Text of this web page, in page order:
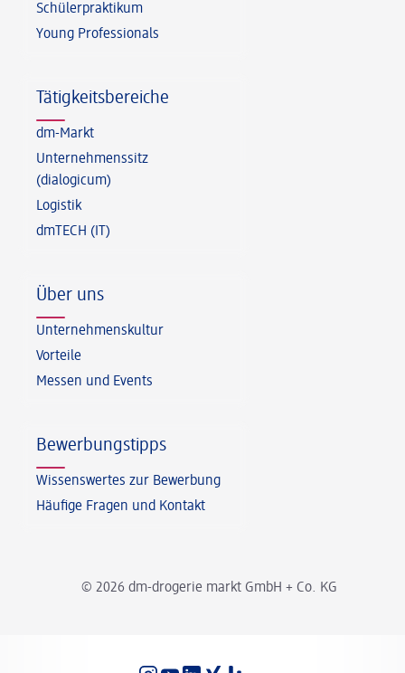
© 2026 dm-drogerie markt GmbH + Co. KG
Schülerpraktikum
Young Professionals
Tätigkeitsbereiche
dm-Markt
Unternehmenssitz
(dialogicum)
Logistik
dmTECH (IT)
Über uns
Unternehmenskultur
Vorteile
Messen und Events
Bewerbungstipps
Wissenswertes zur Bewerbung
Häufige Fragen und Kontakt